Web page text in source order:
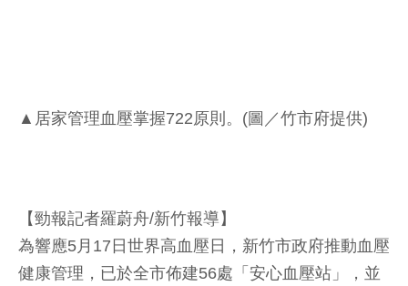
▲居家管理血壓掌握722原則。(圖／竹市府提供)
【勁報記者羅蔚舟/新竹報導】
為響應5月17日世界高血壓日，新竹市政府推動血壓
健康管理，已於全市佈建56處「安心血壓站」，並